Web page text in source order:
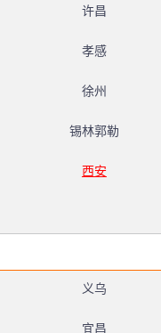
许昌
孝感
徐州
锡林郭勒
西安
义乌
宜昌